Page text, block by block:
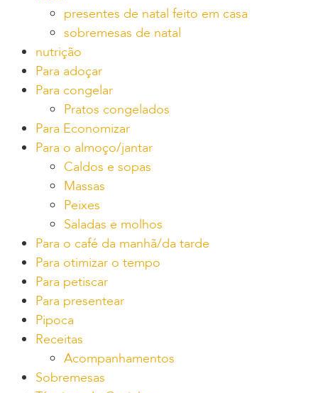
presentes de natal feito em casa
sobremesas de natal
nutrição
Para adoçar
Para congelar
Pratos congelados
Para Economizar
Para o almoço/jantar
Caldos e sopas
Massas
Peixes
Saladas e molhos
Para o café da manhã/da tarde
Para otimizar o tempo
Para petiscar
Para presentear
Pipoca
Receitas
Acompanhamentos
Sobremesas